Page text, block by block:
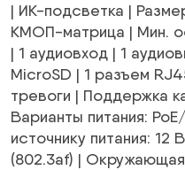
| ИК-подсветка |
КМОП-матрица | Мин.
| 1 аудиовход | 1
MicroSD | 1 разъем
тревоги | Поддержка
Варианты питания:
источнику питания: 12
(802.3af) |